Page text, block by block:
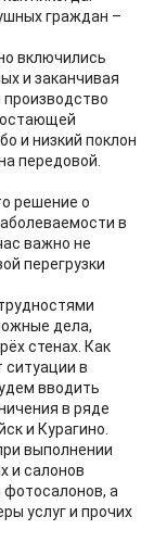
граждан –
включились
и заканчивая
и низкий поклон
передовой.
решение о
в
важно не
перегрузки
дела,
стенах. Как
ситуации в
вводить
в ряде
и Курагино.
выполнении
и салонов
фотосалонов, а
услуг и прочих